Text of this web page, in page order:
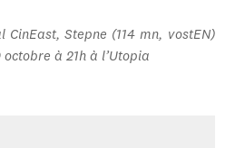
Stepne (114 mn, vostEN)
à 21h à l’Utopia